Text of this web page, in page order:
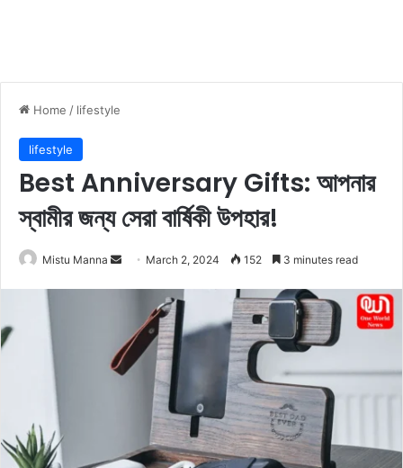
Home / lifestyle
lifestyle
Best Anniversary Gifts: আপনার
স্বামীর জন্য সেরা বার্ষিকী উপহার!
Mistu Manna
a
n
i
March 2, 2024 152 3 minutes read